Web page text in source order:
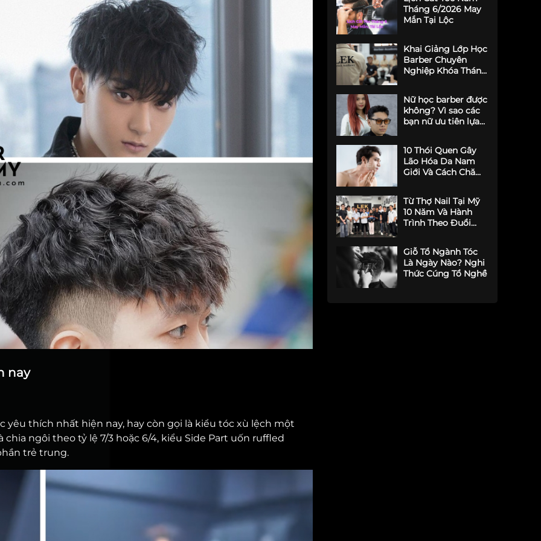
nay
thích nhất hiện nay, hay còn gọi là kiểu tóc xù lệch một
ngôi theo tỷ lệ 7/3 hoặc 6/4, kiểu Side Part uốn ruffled
trẻ trung.
Tháng 6/2026 May
Mắn Tại Lộc
Khai Giảng Lớp Học
Barber Chuyên
Nghiệp Khóa Tháng
Nữ học barber được
không? Vì sao các
bạn nữ ưu tiên lựa
10 Thói Quen Gây
Lão Hóa Da Nam
Giới Và Cách Chăm
Từ Thợ Nail Tại Mỹ
10 Năm Và Hành
Trình Theo Đuổi
Phong Nguyễn
Giỗ Tổ Ngành Tóc
Là Ngày Nào? Nghi
Thức Cúng Tổ Nghề